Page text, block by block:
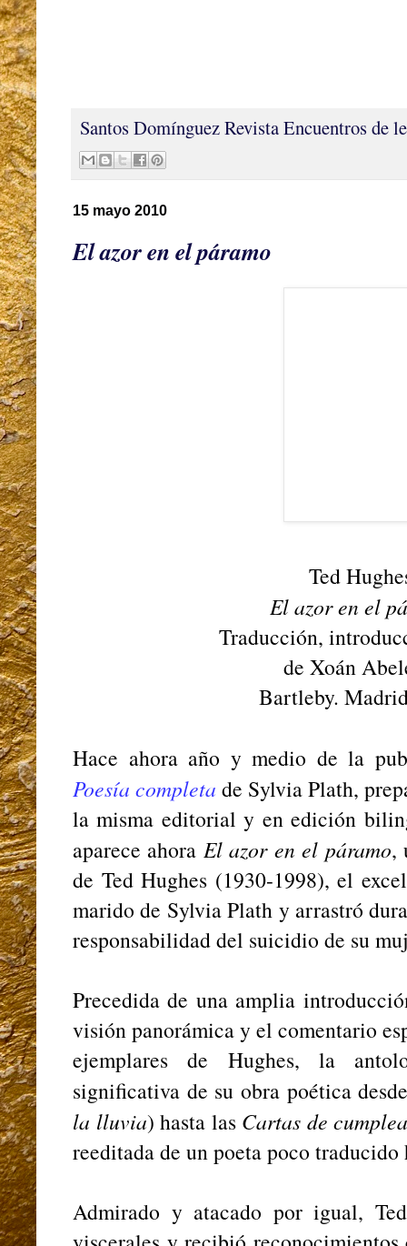
Santos DomínguezRevista Encuentros de
15 mayo 2010
El azor en el páramo
Ted
El azor en el
Traducción,
de Xoán
Bartleby.
Hace ahora año y medio de la
Poesía completa de Sylvia Plath,
la misma editorial y en edición
aparece ahora El azor en el páramo,
de Ted Hughes (1930-1998), el
marido de Sylvia Plath y arrastró
responsabilidad del suicidio de su
Precedida de una amplia
visión panorámica y el comentario
ejemplares de Hughes, la
significativa de su obra poética
la lluvia) hasta las Cartas de
reeditada de un poeta poco traducido
Admirado y atacado por igual,